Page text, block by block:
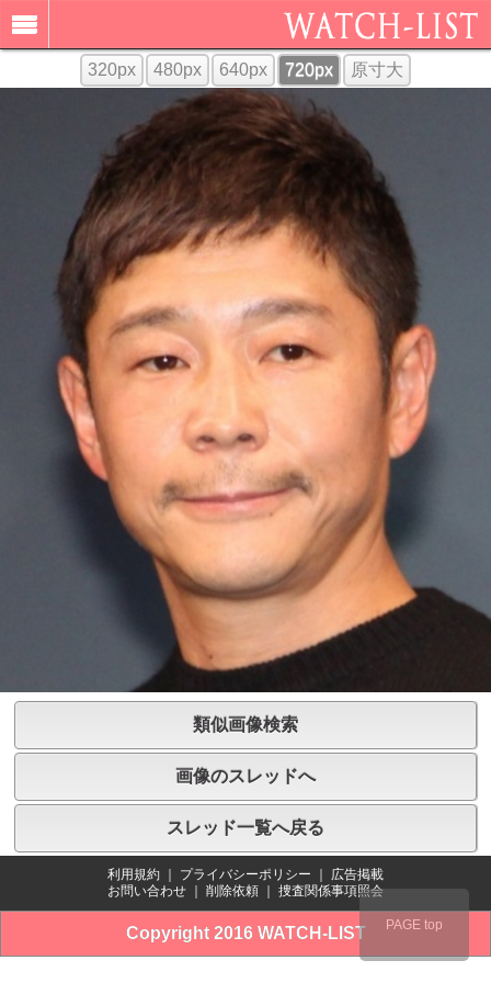
320px 480px 640px 720px 原寸大
類似画像検索
画像のスレッドへ
スレッド一覧へ戻る
利用規約 プライバシーポリシー
広告掲載
お問い合わせ
削除依頼 捜査関係事項照会
Copyright 2016 WATCH-LIST PAGE top